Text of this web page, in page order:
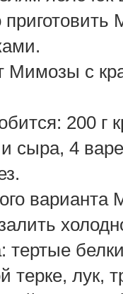
Мимозы с
200 г
сыра, 4
варианта
тертые
терке, лук,